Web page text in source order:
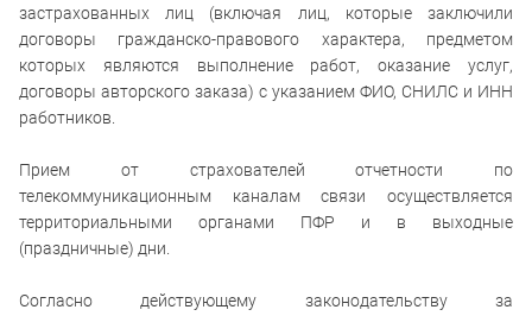
застрахованных лиц (включая лиц, которые заключили
договоры гражданско-правового характера, предметом
которых являются выполнение работ, оказание услуг,
договоры авторского заказа) с указанием ФИО, СНИЛС и ИНН
работников.
Прием от страхователей отчетности по
телекоммуникационным каналам связи осуществляется
территориальными органами ПФР и в выходные
(праздничные) дни.
Согласно действующему законодательству за